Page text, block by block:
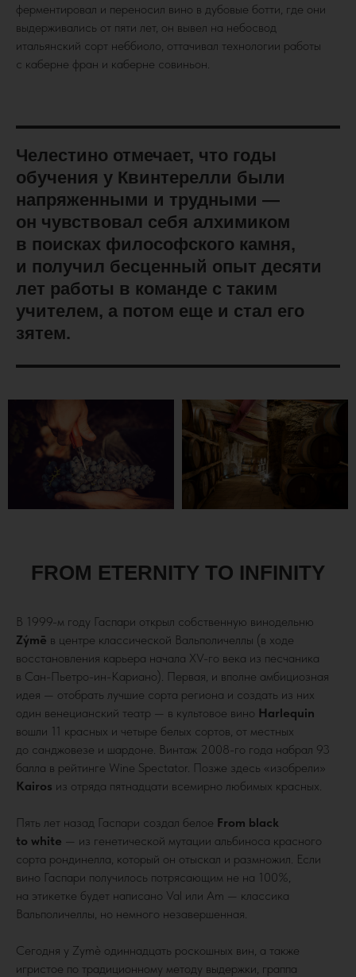
ферментировал и переносил вино в дубовые ботти, где они
выдерживались от пяти лет, он вывел на небосвод
итальянский сорт неббиоло, оттачивал технологии работы
с каберне фран и каберне совиньон.
Челестино отмечает, что годы
обучения у Квинтерелли были
напряженными и трудными —
он чувствовал себя алхимиком
в поисках философского камня,
и получил бесценный опыт десяти
лет работы в команде с таким
учителем, а потом еще и стал его
зятем.
FROM ETERNITY TO INFINITY
В 1999-м году Гаспари открыл собственную винодельню
Zýmē в центре классической Вальполичеллы (в ходе
восстановления карьера начала XV-го века из песчаника
в Сан-Пьетро-ин-Кариано). Первая, и вполне амбициозная
идея — отобрать лучшие сорта региона и создать из них
один венецианский театр — в культовое вино Harlequin
вошли 11 красных и четыре белых сортов, от местных
до санджовезе и шардоне. Винтаж 2008-го года набрал 93
балла в рейтинге Wine Spectator. Позже здесь «изобрели»
Kairos из отряда пятнадцати всемирно любимых красных.
Пять лет назад Гаспари создал белое From black
to white — из генетической мутации альбиноса красного
сорта рондинелла, который он отыскал и размножил. Если
вино Гаспари получилось потрясающим не на 100%,
на этикетке будет написано Val или Am — классика
Вальполичеллы, но немного незавершенная.
Сегодня у Zymè одиннадцать роскошных вин, а также
игристое по традиционному методу выдержки, граппа